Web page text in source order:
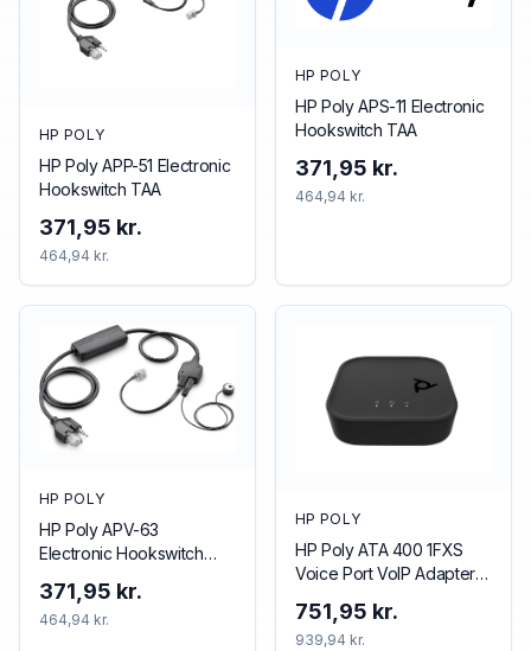
HP POLY
HP Poly APP-51 Electronic
Hookswitch TAA
371,95 kr.
464,94 kr.
HP POLY
HP Poly APS-11 Electronic
Hookswitch TAA
371,95 kr.
464,94 kr.
HP POLY
HP Poly APV-63
Electronic Hookswitch
371,95 kr.
464,94 kr.
HP POLY
HP Poly ATA 400 1FXS
Voice Port VoIP Adapter
Supply
751,95 kr.
939,94 kr.